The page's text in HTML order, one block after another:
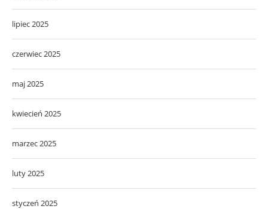
lipiec 2025
czerwiec 2025
maj 2025
kwiecień 2025
marzec 2025
luty 2025
styczeń 2025